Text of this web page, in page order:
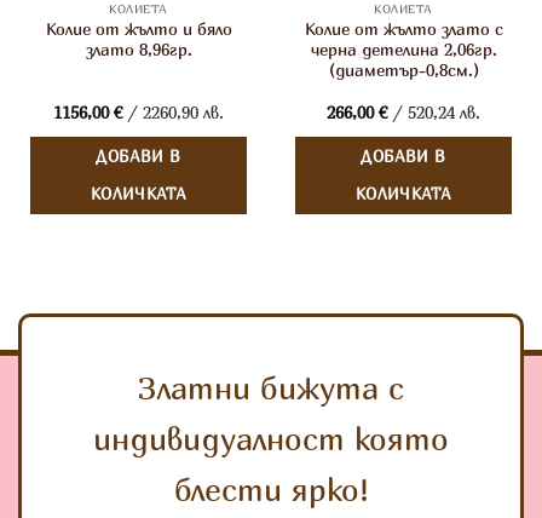
КОЛИЕТА
Колие от жълто и бяло
злато 8,96гр.
1156,00€/ 2260,90 лв.
ДОБАВИ В
КОЛИЧКАТА
КОЛИЕТА
Колие от жълто злато с
черна детелина 2,06гр.
(диаметър-0,8см.)
266,00€/ 520,24 лв.
ДОБАВИ В
КОЛИЧКАТА
Златни бижута с
индивидуалност която
блести ярко!